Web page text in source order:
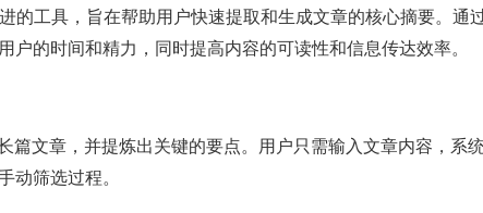
的工具，旨在帮助用户快速提取和生成文章的核心摘要。通
户的时间和精力，同时提高内容的可读性和信息传达效率。
篇文章，并提炼出关键的要点。用户只需输入文章内容，系
动筛选过程。